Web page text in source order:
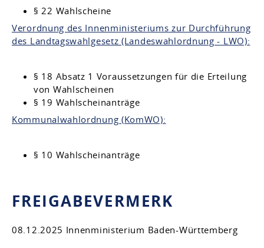
§ 22 Wahlscheine
Verordnung des Innenministeriums zur Durchführung
des Landtagswahlgesetz (Landeswahlordnung - LWO):
§ 18 Absatz 1 Voraussetzungen für die Erteilung
von Wahlscheinen
§ 19 Wahlscheinanträge
Kommunalwahlordnung (KomWO):
§ 10 Wahlscheinanträge
FREIGABEVERMERK
08.12.2025 Innenministerium Baden-Württemberg